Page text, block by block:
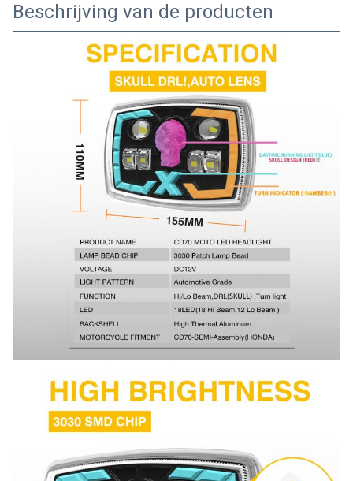
Beschrijving van de producten